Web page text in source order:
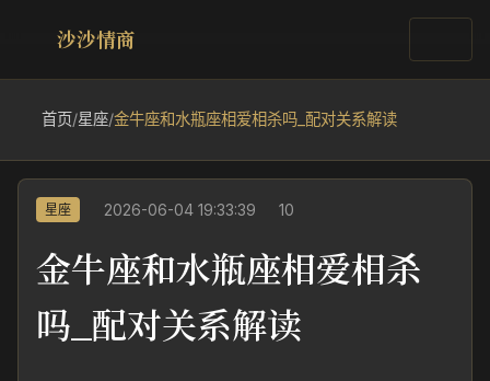
沙沙情商
首页/星座/金牛座和水瓶座相爱相杀吗_配对关系解读
星座 2026-06-04 19:33:39 10
金牛座和水瓶座相爱相杀
吗_配对关系解读